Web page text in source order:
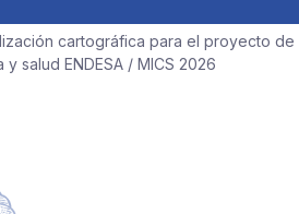
cartográfica para el proyecto de
salud ENDESA / MICS 2026